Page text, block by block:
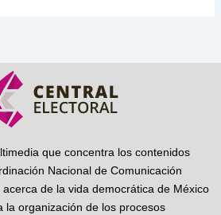
que concentra los contenidos
Nacional de Comunicación
de la vida democrática de México
la organización de los procesos